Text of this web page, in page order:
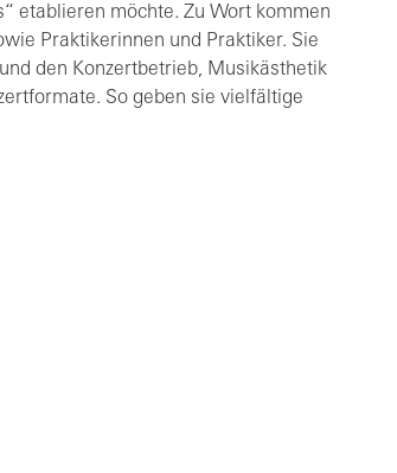
etablieren möchte. Zu Wort kommen
Praktikerinnen und Praktiker. Sie
den Konzertbetrieb, Musikästhetik
So geben sie vielfältige